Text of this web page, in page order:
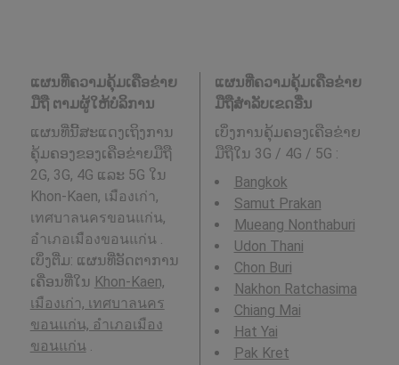
ແຜນທີ່ຄວາມຄຸ້ມເຄືອຂ່າຍ
ມືຖື ຕາມຜູ້ໃຫ້ບໍລິການ
ແຜນທີ່ນີ້ສະແດງເຖິງການ
ຄຸ້ມຄອງຂອງເຄືອຂ່າຍມືຖື
2G, 3G, 4G ແລະ 5G ໃນ
Khon-Kaen, เมืองเก่า,
เทศบาลนครขอนแก่น,
อำเภอเมืองขอนแก่น .
ເບິ່ງຕື່ມ: ແຜນທີ່ອັດຕາການ
ເຄື່ອນທີ່ໃນ Khon-Kaen,
เมืองเก่า, เทศบาลนคร
ขอนแก่น, อำเภอเมือง
ขอนแก่น .
ແຜນທີ່ຄວາມຄຸ້ມເຄືອຂ່າຍ
ມືຖືສໍາລັບເຂດອື່ນ
ເບິ່ງການຄຸ້ມຄອງເຄືອຂ່າຍ
ມືຖືໃນ 3G / 4G / 5G :
Bangkok
Samut Prakan
Mueang Nonthaburi
Udon Thani
Chon Buri
Nakhon Ratchasima
Chiang Mai
Hat Yai
Pak Kret